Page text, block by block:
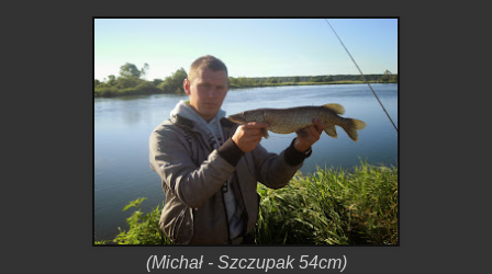
(Michał - Szczupak 54cm)